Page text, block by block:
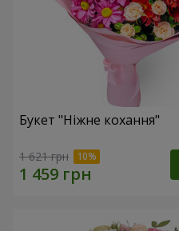
Букет "Ніжне кохання"
1 621 грн